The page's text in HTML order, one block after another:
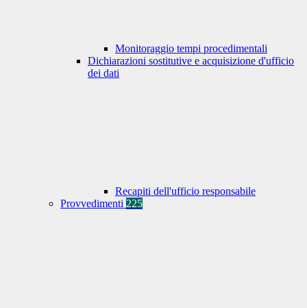
Monitoraggio tempi procedimentali
Dichiarazioni sostitutive e acquisizione d'ufficio
dei dati
Recapiti dell'ufficio responsabile
Provvedimenti 225